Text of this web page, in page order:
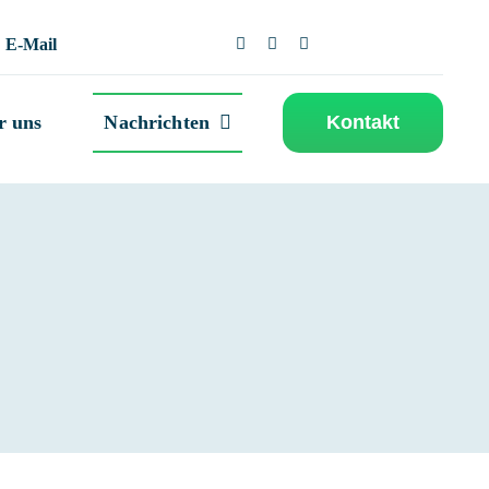
E-Mail
uns Nachrichten Kontakt